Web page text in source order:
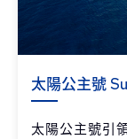
太陽公主號
太陽公主號引